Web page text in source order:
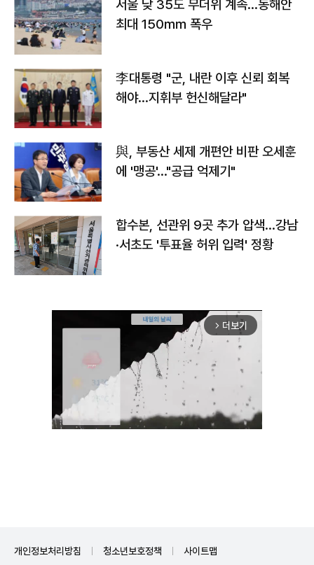
서울 낮 35도 무더위 계속…동해안
최대 150㎜ 폭우
李대통령 "군, 내란 이후 신뢰 회복
해야…지휘부 헌신해달라"
與, 부동산 세제 개편안 비판 오세훈
에 '맹공'…"공급 억제기"
합수본, 선관위 9곳 추가 압색…강남
·서초도 '투표율 허위 입력' 정황
arrow_forward_ios 더보기
개인정보처리방침 청소년보호정책 사이트맵